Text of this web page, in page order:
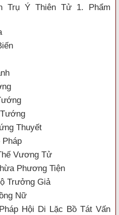
Trụ Ý Thiên Tử 1. Phẩm
Thuyết
Pháp
Vương Tử
Phương Tiện
Trưởng Giả
Nữ
Hội Di Lặc Bồ Tát Vấn